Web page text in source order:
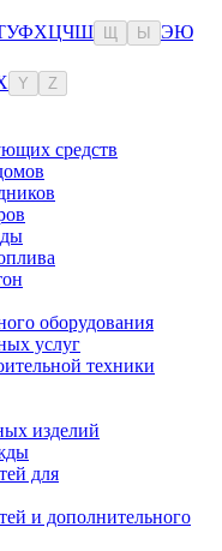
УФХЦЧШ Ы ЭЮ
Y Z
средств
оборудования
услуг
техники
изделий
для
и дополнительного